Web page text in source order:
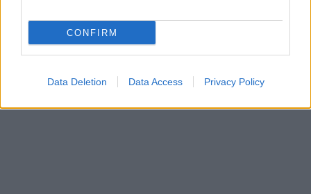
CONFIRM
Data Deletion Data Access Privacy Policy